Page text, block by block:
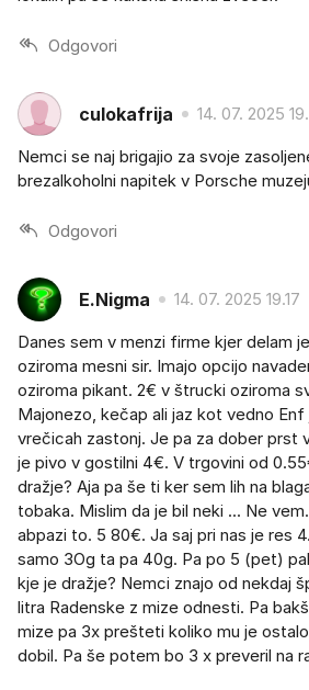
Odgovori
culokafrija 14. 07. 2025
Nemci se naj brigajio za svoje
brezalkoholni napitek v Porsche
Odgovori
E.Nigma 14. 07. 2025 19.17
Danes sem v menzi firme kjer delam
oziroma mesni sir. Imajo opcijo
oziroma pikant. 2€ v štrucki oziroma
Majonezo, kečap ali jaz kot vedno Enf
vrečicah zastonj. Je pa za dober prst
je pivo v gostilni 4€. V trgovini od
dražje? Aja pa še ti ker sem lih na
tobaka. Mislim da je bil neki ... Ne
abpazi to. 5 80€. Ja saj pri nas je res
samo 3Og ta pa 40g. Pa po 5 (pet)
kje je dražje? Nemci znajo od nekdaj
litra Radenske z mize odnesti. Pa
mize pa 3x prešteti koliko mu je
dobil. Pa še potem bo 3 x preveril na